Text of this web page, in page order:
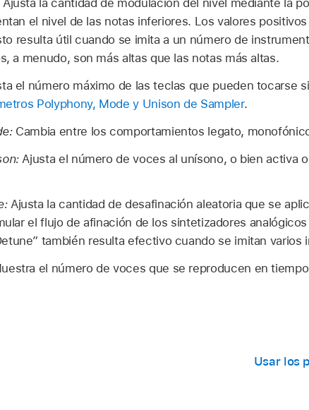
Ajusta la cantidad de modulación del nivel mediante la
el nivel de las notas inferiores. Los valores
resulta útil cuando se imita a un número de
a menudo, son más altas que las notas más altas.
el número máximo de las teclas que pueden tocarse
Polyphony, Mode y Unison de Sampler.
Cambia entre los comportamientos legato,
Ajusta el número de voces al unísono, o bien activa
Ajusta la cantidad de desafinación aleatoria que se
el flujo de afinación de los sintetizadores
también resulta efectivo cuando se imitan varios
el número de voces que se reproducen en
Usar los